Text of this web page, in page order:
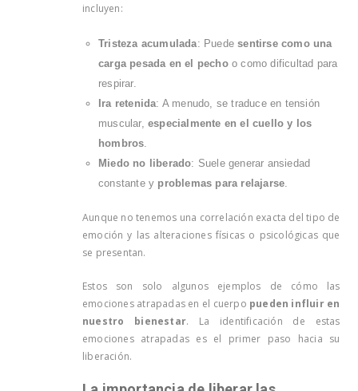
incluyen:
Tristeza acumulada: Puedesentirse como una
carga pesada en el pechoo como dificultad para
respirar.
Ira retenida: A menudo, se traduce en tensión
muscular,especialmente en el cuello y los
hombros
Miedo no liberado: Suele generar ansiedad
constante y problemas para relajarse
Aunque no tenemos una correlación exacta del tipo de
emoción y las alteraciones físicas o psicológicas que
se presentan.
Estos son solo algunos ejemplos de cómo las
emociones atrapadas en el cuerpo pueden influir en
nuestro bienestar. La identificación de estas
emociones atrapadas es el primer paso hacia su
liberación.